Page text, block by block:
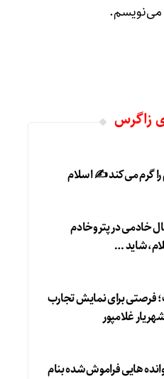
می‌نویسم.
زاگرس
را گرم می‌کند ✍️ اسلام
خادمی در پتروخادم
شاید …
فرصتی برای نمایش تجارب
غلامپور
هایی فراموش شده بنام